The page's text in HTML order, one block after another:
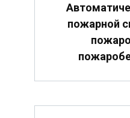
пожарной